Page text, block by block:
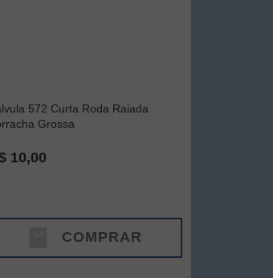
572 Curta Roda Raiada
Grossa
10,00
COMPRAR